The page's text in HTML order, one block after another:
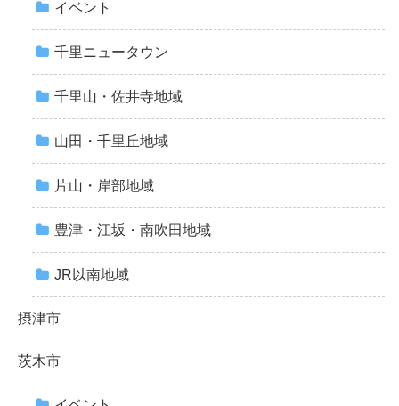
イベント
千里ニュータウン
千里山・佐井寺地域
山田・千里丘地域
片山・岸部地域
豊津・江坂・南吹田地域
JR以南地域
摂津市
茨木市